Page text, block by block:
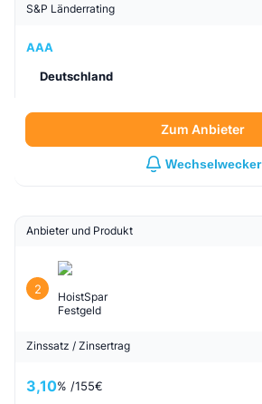
S&P Länderrating
AAA
Deutschland
Zum Anbieter
Wechselwecker
Anbieter und Produkt
2
HoistSpar
Festgeld
Zinssatz / Zinsertrag
3,10% /155€